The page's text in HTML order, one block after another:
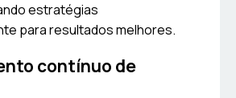
estratégias
para resultados melhores.
contínuo de